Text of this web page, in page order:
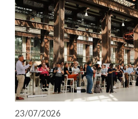
23/07/2026